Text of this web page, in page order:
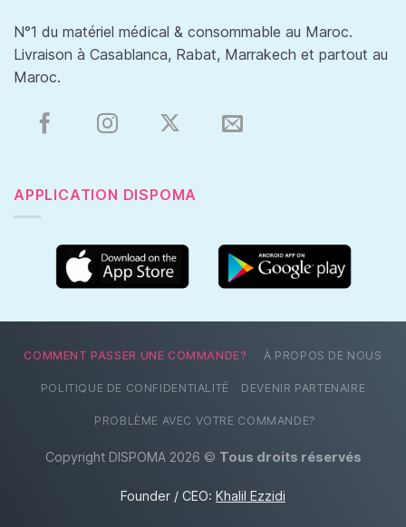
N°1 du matériel médical & consommable au Maroc.
Livraison à Casablanca, Rabat, Marrakech et partout au
Maroc.
APPLICATION DISPOMA
COMMENT PASSER UNE COMMANDE? À PROPOS DE NOUS
POLITIQUE DE CONFIDENTIALITÉ DEVENIR PARTENAIRE
PROBLÈME AVEC VOTRE COMMANDE?
Copyright DISPOMA 2026 © Tous droits réservés
Founder / CEO: Khalil Ezzidi